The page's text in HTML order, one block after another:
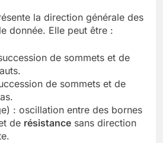
la direction générale des
donnée. Elle peut être :
de sommets et de
de sommets et de
: oscillation entre des bornes
de résistance sans direction